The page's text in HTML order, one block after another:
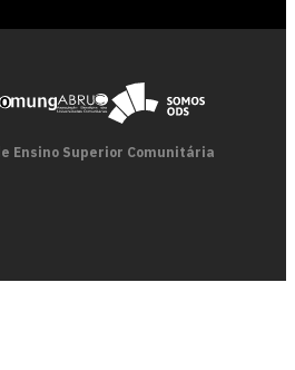
Ensino Superior Comunitária